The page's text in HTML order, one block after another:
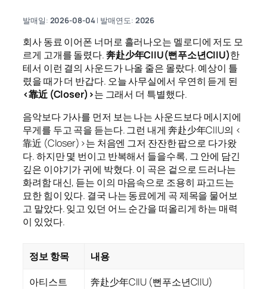
발매일: 2026-08-04| 발매연도: 2026
회사 동료 이어폰 너머로 흘러나오는 멜로디에 저도 모
르게 고개를 돌렸다.奔赴少年CIIU(뻔푸소년CIIU)한
테서 이런 결의 사운드가 나올 줄은 몰랐다. 예상이 틀
렸을 때가 더 반갑다. 오늘 사무실에서 우연히 듣게 된
<靠近 (Closer)>는 그래서 더 특별했다.
음악보다 가사를 먼저 보는 나는 사운드보다 메시지에
무게를 두고 곡을 듣는다. 그런 내게 奔赴少年CIIU의 <
靠近 (Closer)>는 처음엔 그저 잔잔한 팝으로 다가왔
다. 하지만 몇 번이고 반복해서 들을수록, 그 안에 담긴
깊은 이야기가 귀에 박혔다. 이 곡은 겉으로 드러나는
화려함 대신, 듣는 이의 마음속으로 조용히 파고드는
묘한 힘이 있다. 결국 나는 동료에게 곡 제목을 물어보
고 말았다. 잊고 있던 어느 순간을 떠올리게 하는 매력
이 있었다.
정보 항목
내용
아티스트
奔赴少年CIIU (뻔푸소년CIIU)